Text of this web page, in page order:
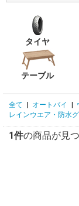
タイヤ
テーブル
全て オートバイ
レインウエア・防水
1件の商品が見